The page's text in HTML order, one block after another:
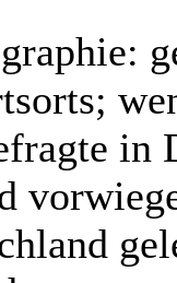
in